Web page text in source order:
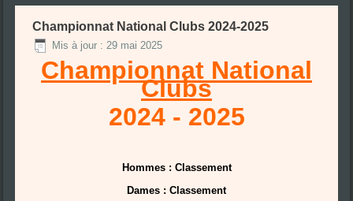
Championnat National Clubs 2024-2025
Mis à jour : 29 mai 2025
Championnat National
Clubs
2024 - 2025
Hommes : Classement
Dames : Classement